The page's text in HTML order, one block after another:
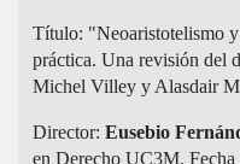
Título: "Neoaristotelismo
práctica. Una revisión del
Michel Villey y Alasdair
Director: Eusebio
en Derecho UC3M.